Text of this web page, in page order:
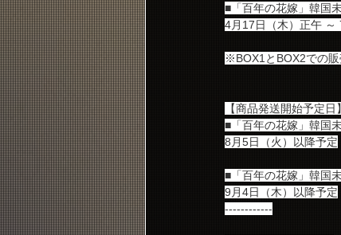
■「百年の花嫁」韓国
4月17日（木）正午 ～
※BOX1とBOX2での販
【商品発送開始予定日】
■「百年の花嫁」韓国
8月5日（火）以降予定
■「百年の花嫁」韓国
9月4日（木）以降予定
------------